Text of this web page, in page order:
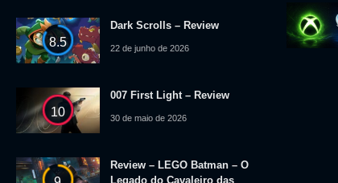
8.5
Dark Scrolls – Review
22 de junho de 2026
10
007 First Light – Review
30 de maio de 2026
Review – LEGO Batman – O
Legado do Cavaleiro das